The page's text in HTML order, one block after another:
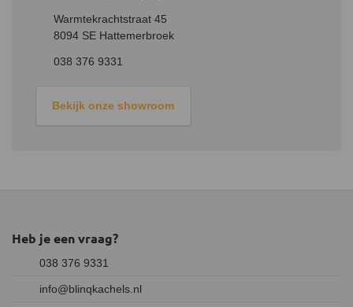
Warmtekrachtstraat 45
8094 SE Hattemerbroek
038 376 9331
Bekijk onze showroom
Heb je een vraag?
038 376 9331
info@blinqkachels.nl